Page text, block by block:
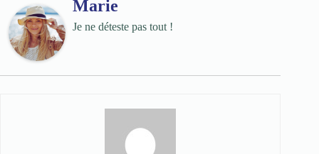
Marie
Je ne déteste pas tout !